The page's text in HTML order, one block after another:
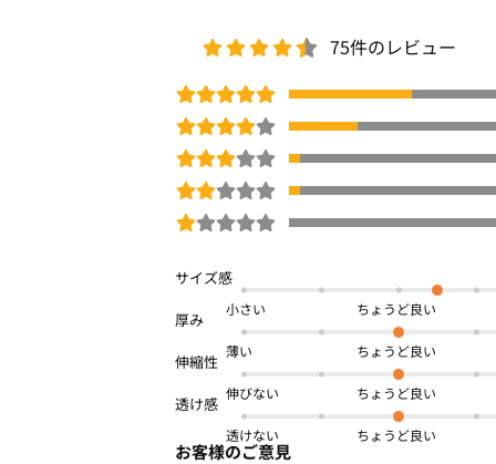
75件のレビュー
小さい
薄い
伸びない
透けない
お客様のご意見